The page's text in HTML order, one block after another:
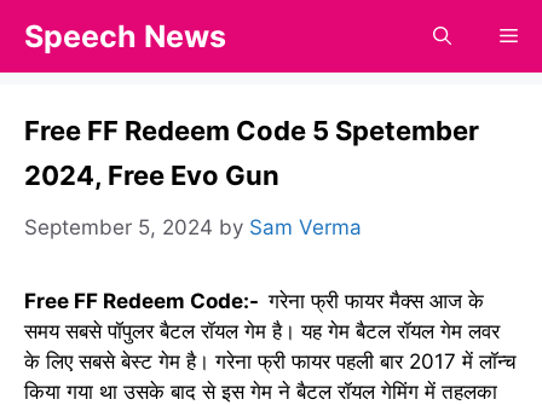
content
Speech News
Free FF Redeem Code 5 Spetember
2024, Free Evo Gun
September 5, 2024 by Sam Verma
Free FF Redeem Code:-गरेना फ्री फायर मैक्स आज के
समय सबसे पॉपुलर बैटल रॉयल गेम है। यह गेम बैटल रॉयल गेम लवर
के लिए सबसे बेस्ट गेम है। गरेना फ्री फायर पहली बार 2017 में लॉन्च
किया गया था उसके बाद से इस गेम ने बैटल रॉयल गेमिंग में तहलका